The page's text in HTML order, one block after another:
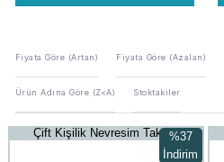
Fiyata Göre (Artan) Fiyata Göre (Azalan)
Ürün Adına Göre (Z<A) Stoktakiler
Çift Kişilik Nevresim Takımı%37
İndirim